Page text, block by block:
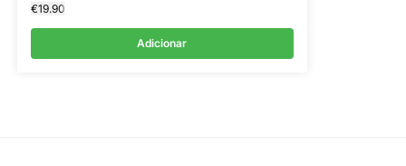
€19.90
Adicionar